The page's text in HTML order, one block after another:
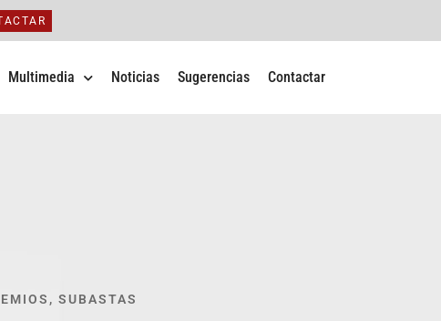
Multimedia Noticias Sugerencias Contactar
, SUBASTAS